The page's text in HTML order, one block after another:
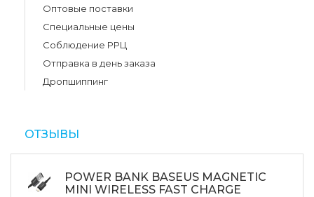
Оптовые поставки
Специальные цены
Соблюдение РРЦ
Отправка в день заказа
Дропшиппинг
ОТЗЫВЫ
POWER BANK BASEUS MAGNETIC
MINI WIRELESS FAST CHARGE